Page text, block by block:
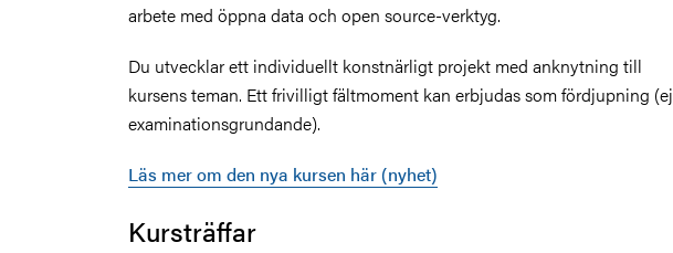
arbete med öppna data och open source-verktyg.
Du utvecklar ett individuellt konstnärligt projekt med anknytning till
kursens teman. Ett frivilligt fältmoment kan erbjudas som fördjupning (ej
examinationsgrundande).
Läs mer om den nya kursen här (nyhet)
Kursträffar